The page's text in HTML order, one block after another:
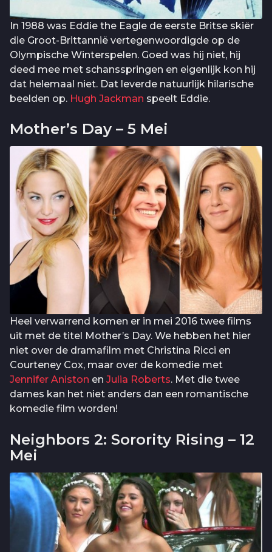
In 1988 was Eddie the Eagle de eerste Britse skiër
die Groot-Brittannië vertegenwoordigde op de
Olympische Winterspelen. Goed was hij niet, hij
deed mee met schansspringen en eigenlijk kon hij
dat helemaal niet. Dat leverde natuurlijk hilarische
beelden op. Hugh Jackman speelt Eddie.
Mother’s Day – 5 Mei
Heel verwarrend komen er in mei 2016 twee films
uit met de titel Mother’s Day. We hebben het hier
niet over de dramafilm met Christina Ricci en
Courteney Cox, maar over de komedie met
Jennifer Aniston en Julia Roberts. Met die twee
dames kan het niet anders dan een romantische
komedie film worden!
Neighbors 2: Sorority Rising – 12
Mei